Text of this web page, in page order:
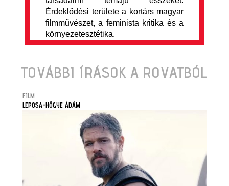
Érdeklődési területe a kortárs magyar
filmművészet, a feminista kritika és a
környezetesztétika.
TOVÁBBI ÍRÁSOK A ROVATBÓL
FILM
LEPOSA-HŐGYE ÁDÁM